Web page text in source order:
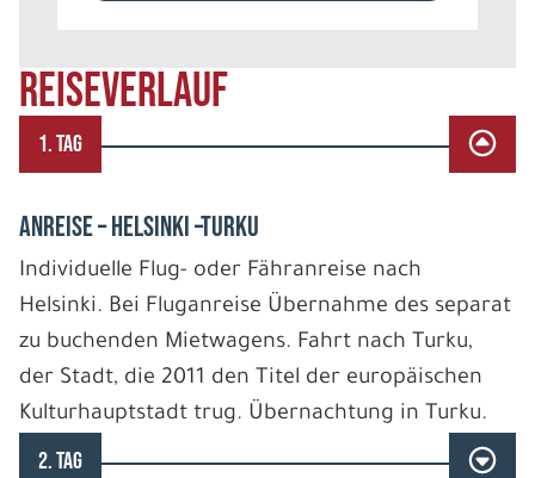
REISEVERLAUF
1. TAG
ANREISE – HELSINKI –TURKU
Individuelle Flug- oder Fähranreise nach
Helsinki. Bei Fluganreise Übernahme des separat
zu buchenden Mietwagens. Fahrt nach Turku,
der Stadt, die 2011 den Titel der europäischen
Kulturhauptstadt trug. Übernachtung in Turku.
2. TAG